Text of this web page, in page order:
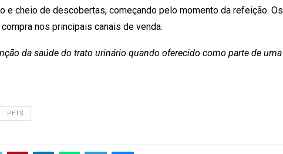
e cheio de descobertas, começando pelo momento da refeição. Os
nos principais canais de venda.
da saúde do trato urinário quando oferecido como parte de uma
PETS